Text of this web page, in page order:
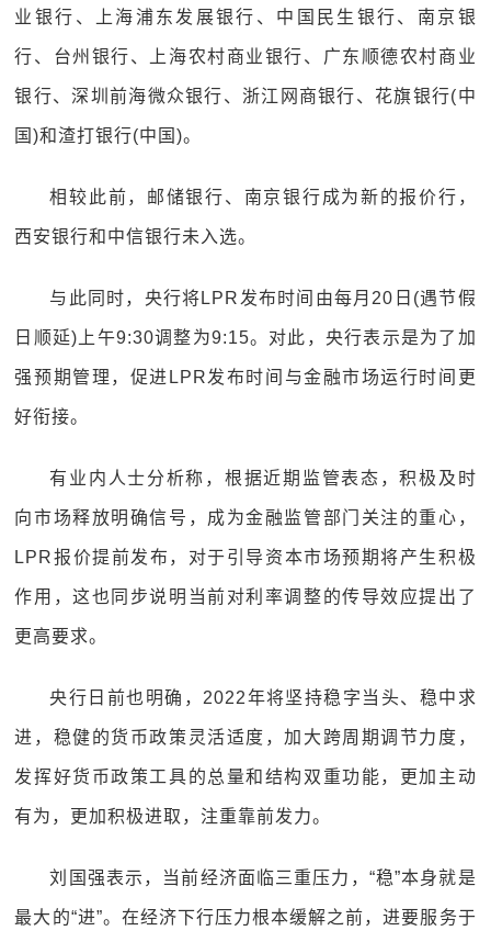
业银行、上海浦东发展银行、中国民生银行、南京银
行、台州银行、上海农村商业银行、广东顺德农村商业
银行、深圳前海微众银行、浙江网商银行、花旗银行(中
国)和渣打银行(中国)。
相较此前，邮储银行、南京银行成为新的报价行，
西安银行和中信银行未入选。
与此同时，央行将LPR发布时间由每月20日(遇节假
日顺延)上午9:30调整为9:15。对此，央行表示是为了加
强预期管理，促进LPR发布时间与金融市场运行时间更
好衔接。
有业内人士分析称，根据近期监管表态，积极及时
向市场释放明确信号，成为金融监管部门关注的重心，
LPR报价提前发布，对于引导资本市场预期将产生积极
作用，这也同步说明当前对利率调整的传导效应提出了
更高要求。
央行日前也明确，2022年将坚持稳字当头、稳中求
进，稳健的货币政策灵活适度，加大跨周期调节力度，
发挥好货币政策工具的总量和结构双重功能，更加主动
有为，更加积极进取，注重靠前发力。
刘国强表示，当前经济面临三重压力，“稳”本身就是
最大的“进”。在经济下行压力根本缓解之前，进要服务于